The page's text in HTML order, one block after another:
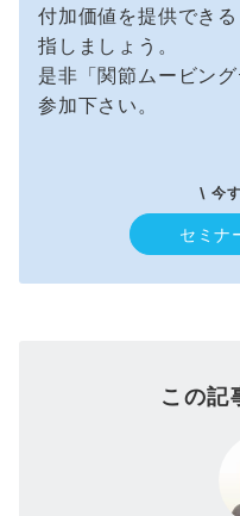
付加価値を提供でき
指しましょう。
是非「関節ムービン
参加下さい。
\ 今
セミナ
この記